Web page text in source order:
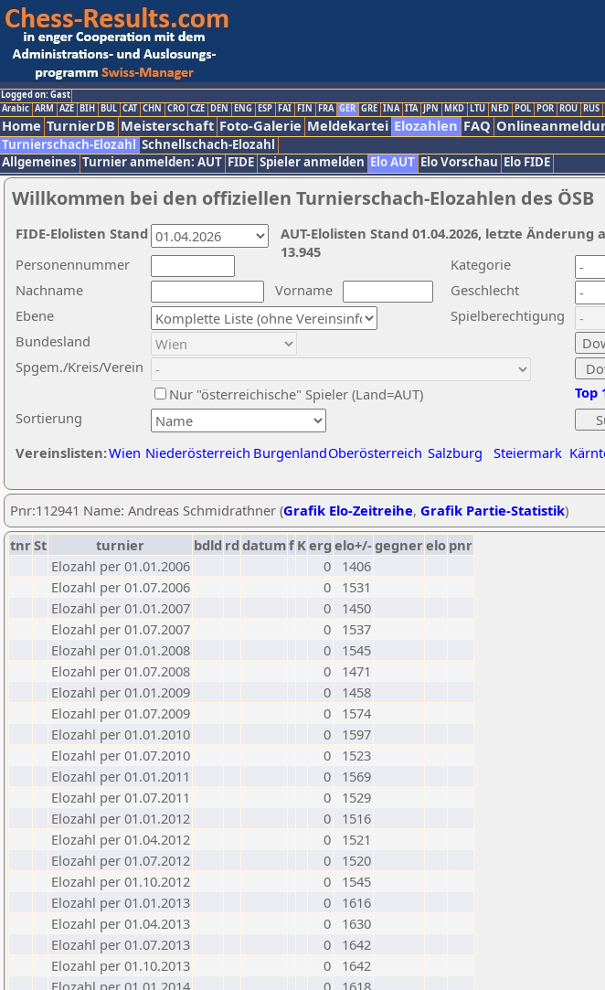
Logged on: Gast
Arabic ARM AZE BIH BUL CAT CHN CRO CZE DEN ENG ESP FAI FIN FRA GER GRE INA ITA JPN MKD LTU NED POL POR ROU RUS
Home TurnierDB Meisterschaft Foto-Galerie Meldekartei Elozahlen FAQ
Turnierschach-Elozahl Schnellschach-Elozahl
Allgemeines Turnier anmelden: AUT FIDE Spieler anmelden Elo AUT Elo Vorschau Elo FIDE
Willkommen bei den offiziellen Turnierschach-Elozahlen des ÖSB
Nachname
Vorname
Ebene
Kategorie
Sortierung
Personennummer
Bundesland
Spgem./Kreis/Verein
Geschlecht
Nur "österreichische" Spieler (Land=AUT)
Spielberechtigung
Vereinslisten:Wien Niederösterreich BurgenlandOberösterreich Salzburg Steiermark
Top
AUT-Elolisten Stand 01.04.2026, letzte Änderung
13.945
FIDE-Elolisten Stand
Pnr:112941 Name: Andreas Schmidrathner (Grafik Elo-Zeitreihe, Grafik Partie-Statistik)
tnrSt turnier bdld rd datumf Kerg elo+/-gegnerelo pnr
Elozahl per 01.01.2006
0
1406
Elozahl per 01.07.2006
0
1531
Elozahl per 01.01.2007
0
1450
Elozahl per 01.07.2007
0
1537
Elozahl per 01.01.2008
0
1545
Elozahl per 01.07.2008
0
1471
Elozahl per 01.01.2009
0
1458
Elozahl per 01.07.2009
0
1574
Elozahl per 01.01.2010
0
1597
Elozahl per 01.07.2010
0
1523
Elozahl per 01.01.2011
0
1569
Elozahl per 01.07.2011
0
1529
Elozahl per 01.01.2012
0
1516
Elozahl per 01.04.2012
0
1521
Elozahl per 01.07.2012
0
1520
Elozahl per 01.10.2012
0
1545
Elozahl per 01.01.2013
0
1616
Elozahl per 01.04.2013
0
1630
Elozahl per 01.07.2013
0
1642
Elozahl per 01.10.2013
0
1642
Elozahl per 01.01.2014
0
1618